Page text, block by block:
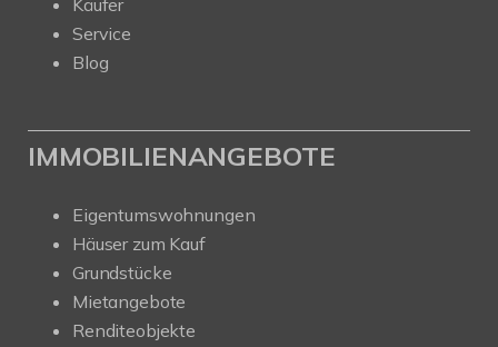
Käufer
Service
Blog
IMMOBILIENANGEBOTE
Eigentumswohnungen
Häuser zum Kauf
Grundstücke
Mietangebote
Renditeobjekte